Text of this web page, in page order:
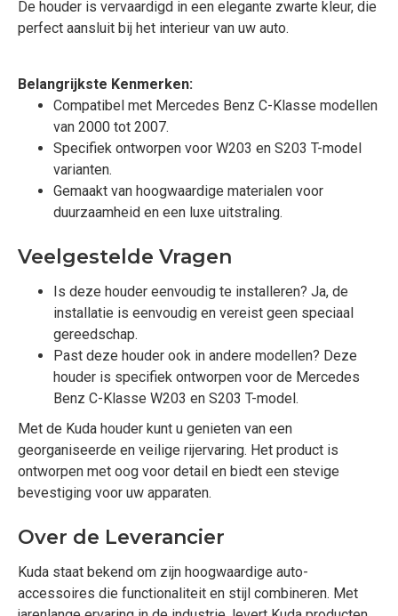
De houder is vervaardigd in een elegante zwarte kleur, die
perfect aansluit bij het interieur van uw auto.
Belangrijkste Kenmerken:
Compatibel met Mercedes Benz C-Klasse modellen
van 2000 tot 2007.
Specifiek ontworpen voor W203 en S203 T-model
varianten.
Gemaakt van hoogwaardige materialen voor
duurzaamheid en een luxe uitstraling.
Veelgestelde Vragen
Is deze houder eenvoudig te installeren? Ja, de
installatie is eenvoudig en vereist geen speciaal
gereedschap.
Past deze houder ook in andere modellen? Deze
houder is specifiek ontworpen voor de Mercedes
Benz C-Klasse W203 en S203 T-model.
Met de Kuda houder kunt u genieten van een
georganiseerde en veilige rijervaring. Het product is
ontworpen met oog voor detail en biedt een stevige
bevestiging voor uw apparaten.
Over de Leverancier
Kuda staat bekend om zijn hoogwaardige auto-
accessoires die functionaliteit en stijl combineren. Met